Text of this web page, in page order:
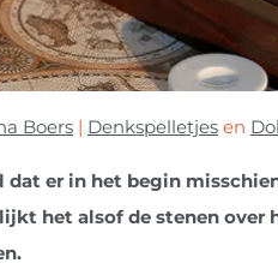
Boers | Denkspelletjes en
dat er in het begin
het alsof de stenen